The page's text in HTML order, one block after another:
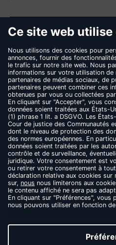
FAQ
MENTIONS
CONDITIONS
RÈGLES DE
THÉS